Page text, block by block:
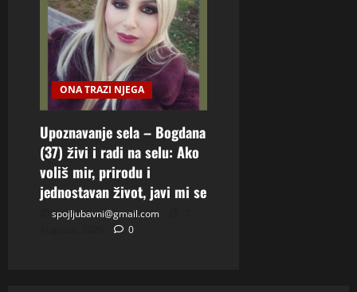
ONA TRAZI NJEGA
Upoznavanje sela – Bogdana
(37) živi i radi na selu: Ako
voliš mir, prirodu i
jednostavan život, javi mi se
spojljubavni@gmail.com
0